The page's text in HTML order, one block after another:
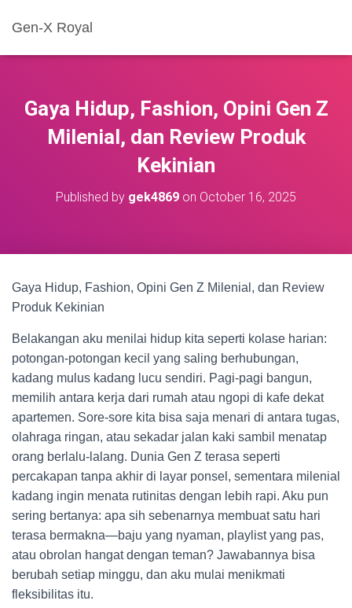
Gen-X Royal
Gaya Hidup, Fashion, Opini Gen Z
Milenial, dan Review Produk
Kekinian
Published by gek4869 on October 16, 2025
Gaya Hidup, Fashion, Opini Gen Z Milenial, dan Review
Produk Kekinian
Belakangan aku menilai hidup kita seperti kolase harian:
potongan-potongan kecil yang saling berhubungan,
kadang mulus kadang lucu sendiri. Pagi-pagi bangun,
memilih antara kerja dari rumah atau ngopi di kafe dekat
apartemen. Sore-sore kita bisa saja menari di antara tugas,
olahraga ringan, atau sekadar jalan kaki sambil menatap
orang berlalu-lalang. Dunia Gen Z terasa seperti
percakapan tanpa akhir di layar ponsel, sementara milenial
kadang ingin menata rutinitas dengan lebih rapi. Aku pun
sering bertanya: apa sih sebenarnya membuat satu hari
terasa bermakna—baju yang nyaman, playlist yang pas,
atau obrolan hangat dengan teman? Jawabannya bisa
berubah setiap minggu, dan aku mulai menikmati
fleksibilitas itu.